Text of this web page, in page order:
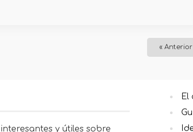
« Anterior
y útiles sobre
El